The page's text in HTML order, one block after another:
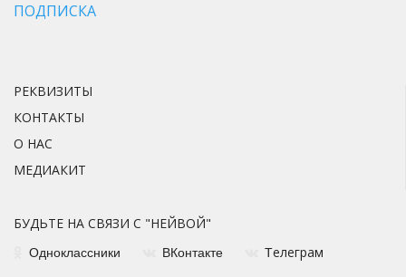
ПОДПИСКА
РЕКВИЗИТЫ
КОНТАКТЫ
О НАС
МЕДИАКИТ
БУДЬТЕ НА СВЯЗИ С "НЕЙВОЙ"
Одноклассники ВКонтакте Телеграм